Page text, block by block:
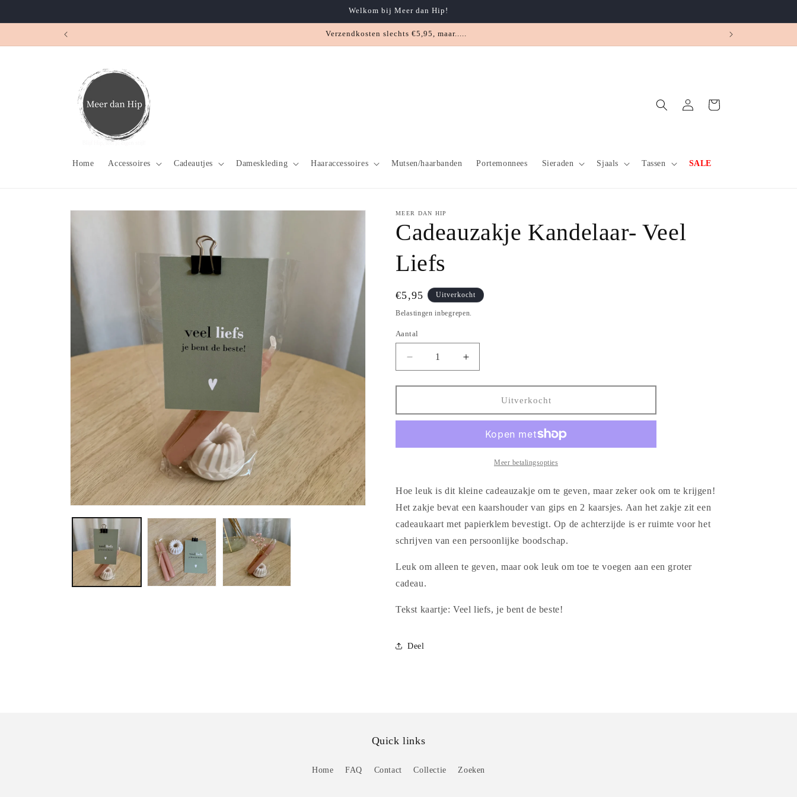
content
Welkom bij Meer dan Hip!
.... kleine artikelen (max 2) slechts €2,95 en bestellingen vanaf €75,- worden gratis verzonden!
Home Accessoires Cadeautjes Dameskleding Haaraccessoires Mutsen/haarbanden Portemonnees Sieraden Sjaals Tassen SALE
InloggenWinkelwagen
MEER DAN HIP
Cadeauzakje Kandelaar- Veel
Liefs
Normale
prijs
€5,95 Uitverkocht
Belastingen inbegrepen.
Aantal
Aantal
Aantal
verlagen
voor
Kandelaar-
Veel
Aantal
verhogen
voor
Cadeauzakje
Kandelaar-
Veel
Liefs
Uitverkocht
Meer betalingsopties
Hoe leuk is dit kleine cadeauzakje om te geven, maar zeker ook om te krijgen!
Het zakje bevat een kaarshouder van gips en 2 kaarsjes. Aan het zakje zit een
cadeaukaart met papierklem bevestigt. Op de achterzijde is er ruimte voor het
schrijven van een persoonlijke boodschap.
Leuk om alleen te geven, maar ook leuk om toe te voegen aan een groter
cadeau.
Tekst kaartje: Veel liefs, je bent de beste!
Deel
Quick links
Home FAQ Contact Collectie Zoeken